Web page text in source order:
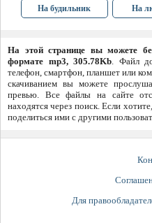
На будильник На
На этой странице вы можете
формате mp3, 305.78Kb. Файл
телефон, смартфон, планшет или
скачиванием вы можете
превью. Все файлы на сайте
находятся через поиск. Если
поделиться ими с другими
Для